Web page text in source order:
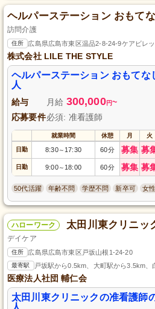
ヘルパーステーション おもて
訪問介護
住所 広島県広島市東区温品2-8-24-9ケアビレ
株式会社 LILE THE STYLE
ヘルパーステーション おもてな
人
給与 月給 300,000円~
応募要件必須: 准看護師
就業時間 休憩 月 火
日勤 8:30～ 17:30 60分 募集 募
日勤 9:00～ 18:00 60分 募集 募
50代活躍 年齢不問 学歴不問 新卒可 女
ハローワーク 太田川東クリニッ
デイケア
住所 広島県広島市東区戸坂山根1-24-20
最寄駅 戸坂駅から0.5km、大町駅から3.5km、
医療法人社団 輔仁会
太田川東クリニックの准看護師
人